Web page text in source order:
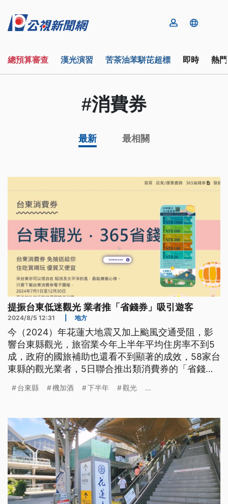
總預算審查 漢光演習 苦茶油苯駢芘超標 即時 熱
#消費券
最新 最相關
提振台東低迷觀光 業者推「省錢券」吸引遊客
2024/8/5 12:31 地方
今（2024）年花蓮大地震又加上颱風交通受阻，影
響台東縣觀光，旅宿業今年上半年平均住房率不到5
成，政府的國旅補助也還看不到顯著的成效，58家台
東縣的觀光業者，5日聯合推出類消費券的「省錢
遊網加入，推出機加酒，搭機來回台東加住宿1人不
台東縣 機加酒 下半年 觀光 ...